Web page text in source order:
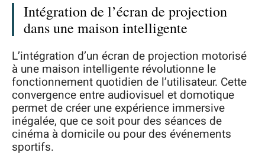
Intégration de l’écran de projection
dans une maison intelligente
L’intégration d’un écran de projection motorisé
à une maison intelligente révolutionne le
fonctionnement quotidien de l’utilisateur. Cette
convergence entre audiovisuel et domotique
permet de créer une expérience immersive
inégalée, que ce soit pour des séances de
cinéma à domicile ou pour des événements
sportifs.